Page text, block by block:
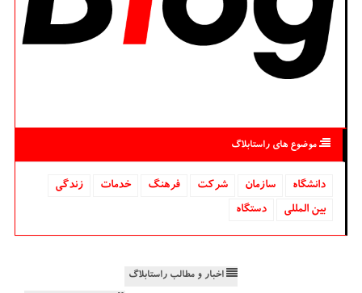
موضوع های راستابلاگ
دانشگاه‌ سازمان شركت فرهنگ خدمات
زندگی
بین المللی
دستگاه
اخبار و مطالب راستابلاگ